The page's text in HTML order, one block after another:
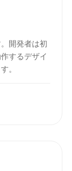
開発者は初
するデザイ
。